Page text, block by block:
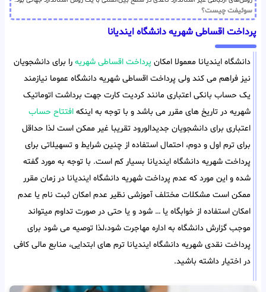
سوئیفت چیست؟
پرداخت اقساطی شهریه دانشگاه ایندیانا
دانشگاه ایندیانا معمولا امکان پرداخت اقساطی شهریه را برای دانشجویان
نیز فراهم می کند ولی پرداخت اقساطی شهریه دانشگاه عموما نیازمند
یک حساب بانکی اعتباری مانند کردیت کارت جهت برداشت اتوماتیک
شهریه در تاریخ های مقرر می باشد و با توجه به اینکه افتتاح حساب
اعتباری برای دانشجویان جدیدالورود تقریبا غیر ممکن است لذا حداقل
برای ترم اول و دوم، احتمال استفاده از چنین شرایط و تسهیلاتی برای
پرداخت شهریه دانشگاه ایندیانا بسیار کم است. با توجه به مورد گفته
شده و این مورد که عدم پرداخت شهریه دانشگاه ایندیانا در زمان مقرر
ممکن است مشکلات مختلف آموزشی نظیر عدم امکان ثبت نام یا عدم
امکان استفاده از خوابگاه یا … شود و یا حتی در صورت تداوم میتواند
موجب گزارش دانشگاه به اداره مهاجرت شود،لذا توصیه می شود برای
پرداخت نقدی شهریه دانشگاه ایندیانا ترم های ابتدایی، منابع مالی کافی
در اختیار داشته باشید.